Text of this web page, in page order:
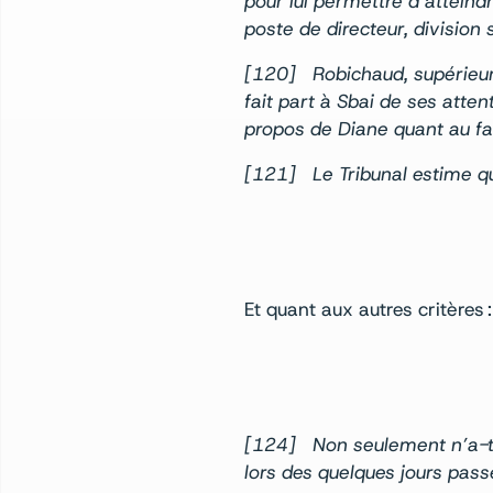
poste de directeur, division
[120] Robichaud,
fait part à Sbai de ses
propos de Diane quant au
[121] Le Tribunal estime
Et quant aux autres critères :
[124] Non seulement n’a-
lors des quelques jours